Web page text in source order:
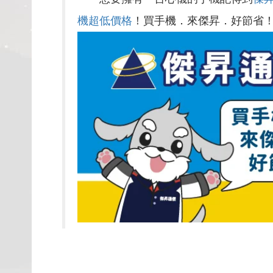
機超低價格 ！買手機．來傑昇．好節省